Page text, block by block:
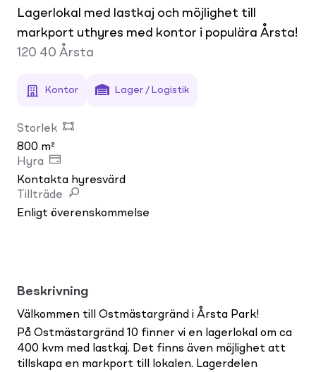
Lagerlokal med lastkaj och möjlighet till
markport uthyres med kontor i populära Årsta!
120 40 Årsta
Kontor Lager / Logistik
Storlek
800 m²
Hyra
Kontakta hyresvärd
Tillträde
Enligt överenskommelse
Beskrivning
Välkommen till Ostmästargränd i Årsta Park!
På Ostmästargränd 10 finner vi en lagerlokal om ca
400 kvm med lastkaj. Det finns även möjlighet att
tillskapa en markport till lokalen. Lagerdelen